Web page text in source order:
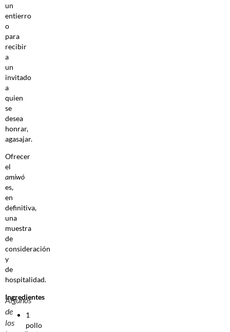
un
entierro
o
para
recibir
a
un
invitado
a
quien
se
desea
honrar,
agasajar.
Ofrecer
el
amiwó
es,
en
definitiva,
una
muestra
de
consideración
y
de
hospitalidad.
Algunos
de
los
Ingredientes
1
pollo